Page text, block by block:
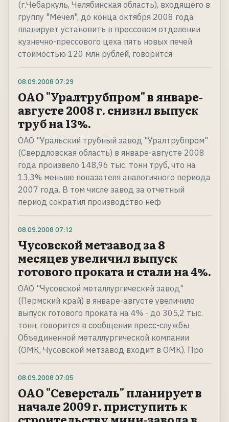
(г.Чебаркуль, Челябинская область), входящего в
группу "Мечел", до конца октября 2008 года
планирует установить в прессовом отделении
кузнечно-прессового цеха пять новых печей
стоимостью 120 млн рублей, говорится
08.09.2008 07:29
ОАО "Уралтрубпром" в январе-
августе 2008 г. снизил выпуск
труб на 13%.
ОАО "Уральский трубный завод "Уралтрубпром"
(Свердловская область) в январе-августе 2008
года произвело 148,96 тыс. тонн труб, что на
13,3% меньше показателя аналогичного периода
2007 года. В том числе завод за отчетный
период сократил производство неф
08.09.2008 07:12
Чусовской метзавод за 8
месяцев увеличил выпуск
готового проката и стали на 4%.
ОАО "Чусовской металлургический завод"
(Пермский край) в январе-августе увеличило
выпуск готового проката на 4% - до 305,2 тыс.
тонн, говорится в сообщении пресс-службы
Объединенной металлургической компании
(ОМК, Чусовской метзавод входит в ОМК). Про
08.09.2008 07:05
ОАО "Северсталь" планирует в
начале 2009 г. приступить к